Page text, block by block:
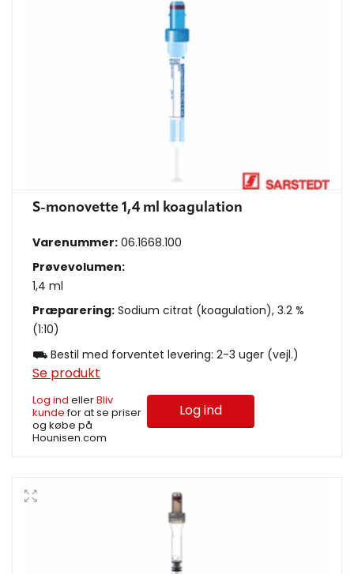
S-monovette 1,4 ml koagulation
Varenummer: 06.1668.100
Prøvevolumen:
1,4 ml
Præparering: Sodium citrat (koagulation), 3.2 %
(1:10)
⛟ Bestil med forventet levering: 2-3 uger (vejl.)
Se produkt
Log ind ellerBliv
kundefor at se priser
og købe på
Hounisen.com
Log ind